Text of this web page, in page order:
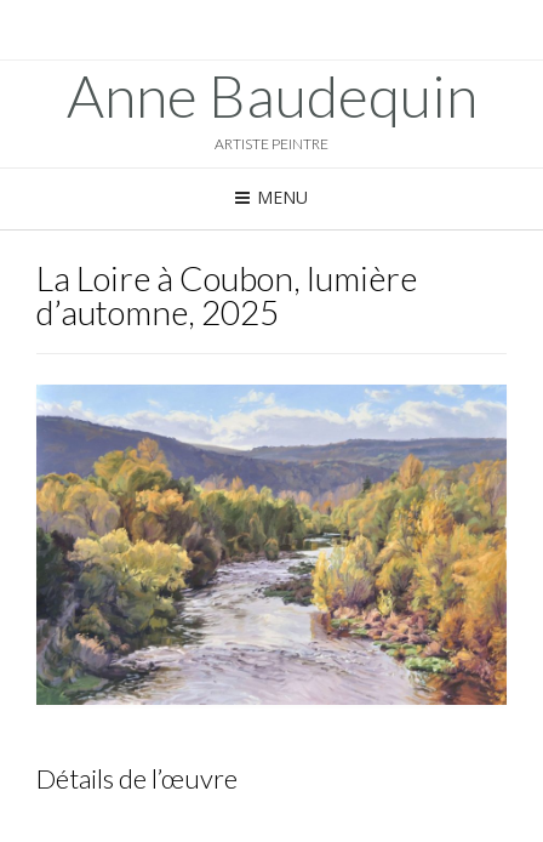
Anne Baudequin
ARTISTE PEINTRE
MENU
La Loire à Coubon, lumière
d’automne, 2025
Détails de l’œuvre